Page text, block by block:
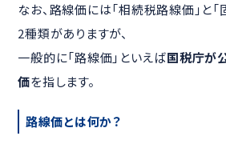
なお、路線価には「相続税路線価」と
2種類がありますが、
一般的に「路線価」といえば国税庁が
価を指します。
路線価とは何か？